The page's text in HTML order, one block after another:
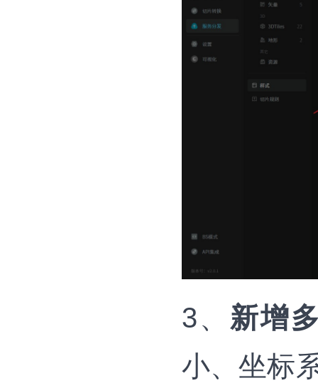
3、 新增
小、坐标